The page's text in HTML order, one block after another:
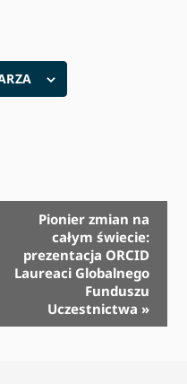
Pionier zmian na
całym świecie:
prezentacja ORCID
Laureaci Globalnego
Funduszu
Uczestnictwa »